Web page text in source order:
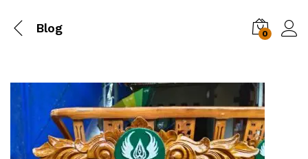
Blog 0